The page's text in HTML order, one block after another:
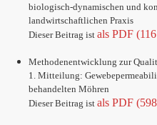
biologisch-dynamischen und
landwirtschaftlichen Praxis
Dieser Beitrag ist als PDF
Methodenentwicklung zur
1. Mitteilung:
behandelten Möhren
Dieser Beitrag ist als PDF